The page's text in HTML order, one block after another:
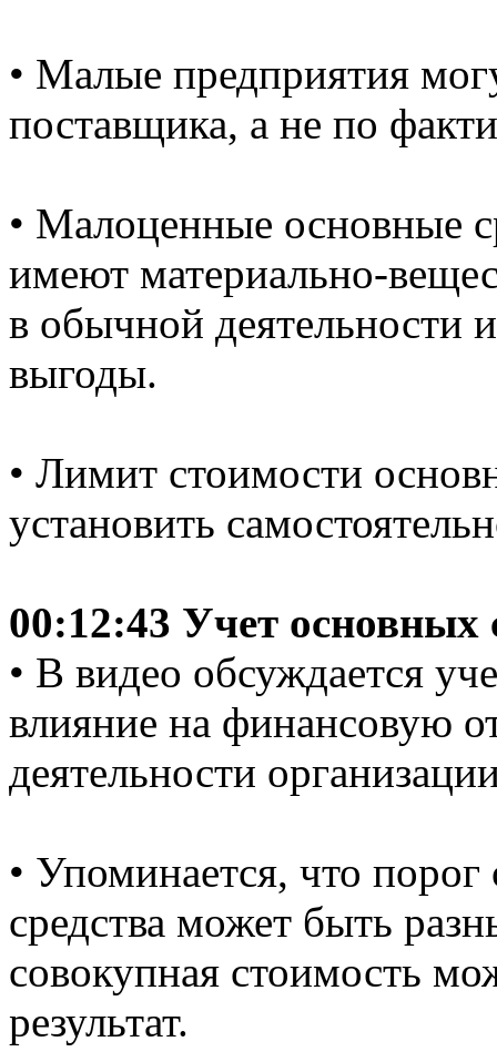
• Малые предприятия
поставщика, а не по
• Малоценные основные
имеют материально-
в обычной деятельности
выгоды.
• Лимит стоимости
установить
00:12:43 Учет основных
• В видео обсуждается
влияние на финансовую
деятельности
• Упоминается, что
средства может быть
совокупная стоимость
результат.